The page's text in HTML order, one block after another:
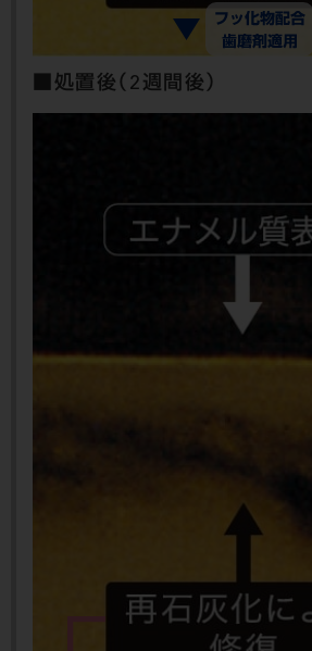
■処置後（2週間後）